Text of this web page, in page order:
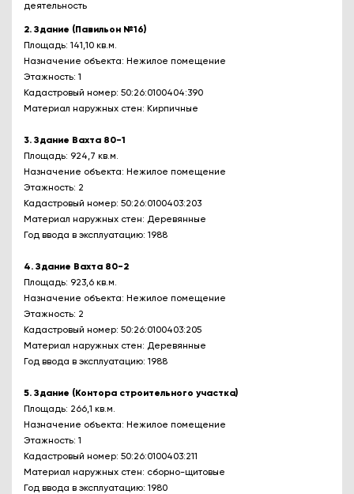
деятельность
2. Здание (Павильон №16)
Площадь: 141,10 кв.м.
Назначение объекта: Нежилое помещение
Этажность: 1
Кадастровый номер: 50:26:0100404:390
Материал наружных стен: Кирпичные
3. Здание Вахта 80-1
Площадь: 924,7 кв.м.
Назначение объекта: Нежилое помещение
Этажность: 2
Кадастровый номер: 50:26:0100403:203
Материал наружных стен: Деревянные
Год ввода в эксплуатацию: 1988
4. Здание Вахта 80-2
Площадь: 923,6 кв.м.
Назначение объекта: Нежилое помещение
Этажность: 2
Кадастровый номер: 50:26:0100403:205
Материал наружных стен: Деревянные
Год ввода в эксплуатацию: 1988
5. Здание (Контора строительного участка)
Площадь: 266,1 кв.м.
Назначение объекта: Нежилое помещение
Этажность: 1
Кадастровый номер: 50:26:0100403:211
Материал наружных стен: сборно-щитовые
Год ввода в эксплуатацию: 1980